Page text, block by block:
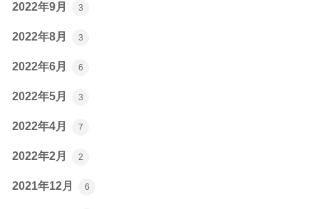
2022年9月 3
2022年8月 3
2022年6月 6
2022年5月 3
2022年4月 7
2022年2月 2
2021年12月 6